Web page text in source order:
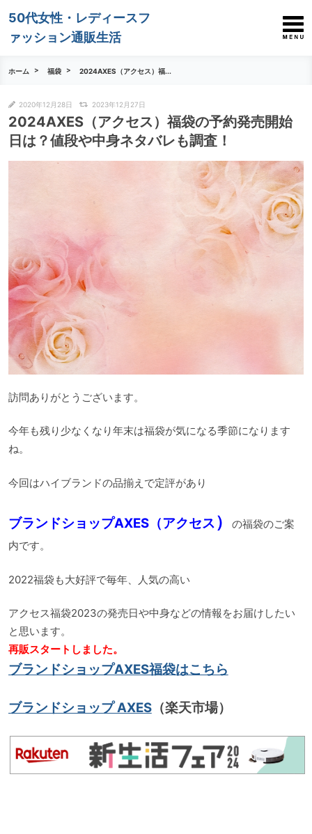
50代女性・レディースフ
ァッション通販生活
ホーム 福袋 2024AXES（アクセス）福...
2020年12月28日 2023年12月27日
2024AXES（アクセス）福袋の予約発売開始
日は？値段や中身ネタバレも調査！
訪問ありがとうございます。
今年も残り少なくなり年末は福袋が気になる季節になります
ね。
今回はハイブランドの品揃えで定評があり
ブランドショップAXES（アクセス）
の福袋のご案
内です。
2022福袋も大好評で毎年、人気の高い
アクセス福袋2023の発売日や中身などの情報をお届けしたい
と思います。
再販スタートしました。
ブランドショップAXES福袋はこちら
ブランドショップ AXES（楽天市場）